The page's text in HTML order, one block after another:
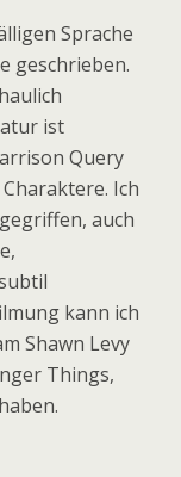
Sprache
geschrieben.
ist
Query
Ich
auch
kann ich
Shawn Levy
Things,